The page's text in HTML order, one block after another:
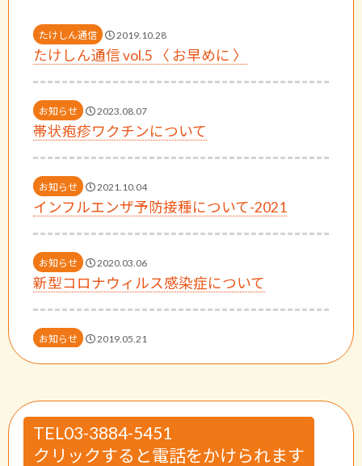
たけしん通信 2019.10.28
たけしん通信 vol.5 〈 お早めに 〉
お知らせ 2023.08.07
帯状疱疹ワクチンについて
お知らせ 2021.10.04
インフルエンザ予防接種について-2021
お知らせ 2020.03.06
新型コロナウィルス感染症について
お知らせ 2019.05.21
ホームページリニューアルのお知らせ
お知らせ 2020.02.15
新型コロナウィルスに関するお願い
TEL03-3884-5451
クリックすると電話をかけられます